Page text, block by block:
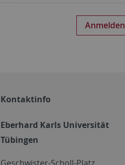
Anmelden
Kontaktinfo
Eberhard Karls Universität
Tübingen